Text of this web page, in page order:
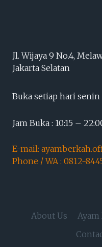
Jl. Wijaya 9 No.4,
Jakarta Selatan
Buka setiap hari
Jam Buka : 10:15 –
E-mail:
Phone / WA : 0812-
About Us